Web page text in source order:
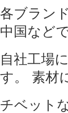
各ブラン
中国など
自社工場
す。 素材
チベット